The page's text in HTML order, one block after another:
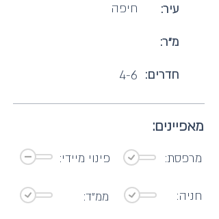
חיפה עיר:
מ"ר:
4-6 חדרים:
מאפיינים:
פינוי מיידי: מרפסת:
ממ"ד: חניה: